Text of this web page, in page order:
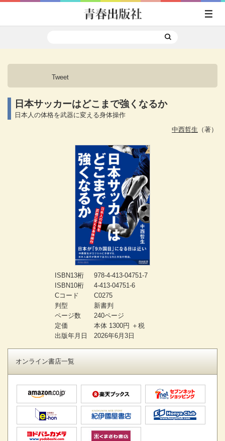
Tweet
日本サッカーはどこまで強くなるか
日本人の体格を武器に変える身体操作
中西哲生 （著）
ISBN13桁
978-4-413-04751-7
ISBN10桁
4-413-04751-6
Cコード
C0275
判型
新書判
ページ数
240ページ
定価
本体 1300円 ＋税
出版年月日
2026年6月3日
オンライン書店一覧